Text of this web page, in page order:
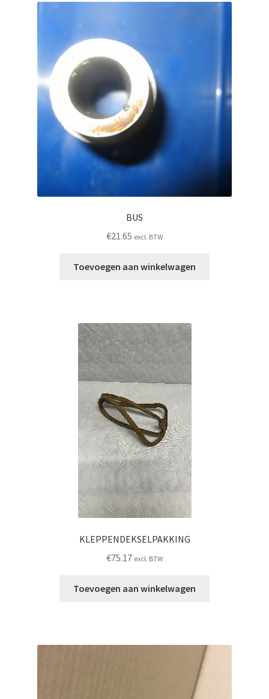
BUS
€21.65 excl. BTW
Toevoegen aan winkelwagen
KLEPPENDEKSELPAKKING
€75.17 excl. BTW
Toevoegen aan winkelwagen